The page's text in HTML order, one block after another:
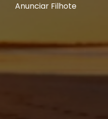
Anunciar Filhote